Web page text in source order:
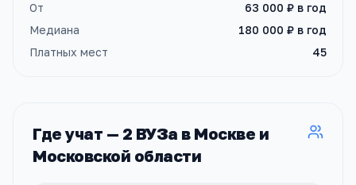
От
63 000 ₽ в год
Медиана
180 000 ₽ в год
Платных мест
45
Где учат — 2 ВУЗа в Москве и
Московской области